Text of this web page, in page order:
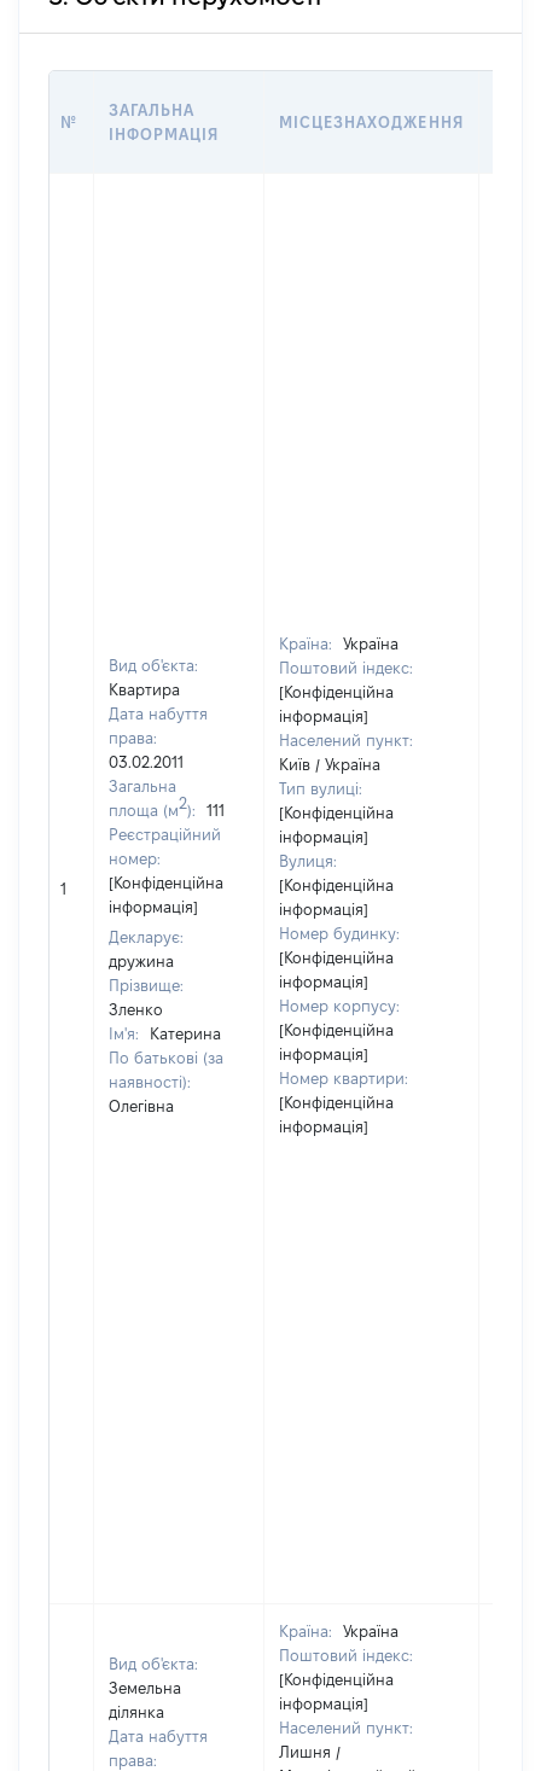
№
ЗАГАЛЬНА
ІНФОРМАЦІЯ
МІСЦЕЗНАХОДЖЕННЯ
1
Вид об'єкта:
Квартира
Дата набуття
права:
03.02.2011
Загальна
площа (м2):
111
Реєстраційний
номер:
[Конфіденційна
інформація]
Декларує:
дружина
Прізвище:
Зленко
Ім'я:
Катерина
По батькові (за
наявності):
Олегівна
Країна:
Україна
Поштовий індекс:
[Конфіденційна
інформація]
Населений пункт:
Київ / Україна
Тип вулиці:
[Конфіденційна
інформація]
Вулиця:
[Конфіденційна
інформація]
Номер будинку:
[Конфіденційна
інформація]
Номер корпусу:
[Конфіденційна
інформація]
Номер квартири:
[Конфіденційна
інформація]
Вид об'єкта:
Земельна
ділянка
Дата набуття
права:
Країна:
Україна
Поштовий індекс:
[Конфіденційна
інформація]
Населений пункт:
Лишня /